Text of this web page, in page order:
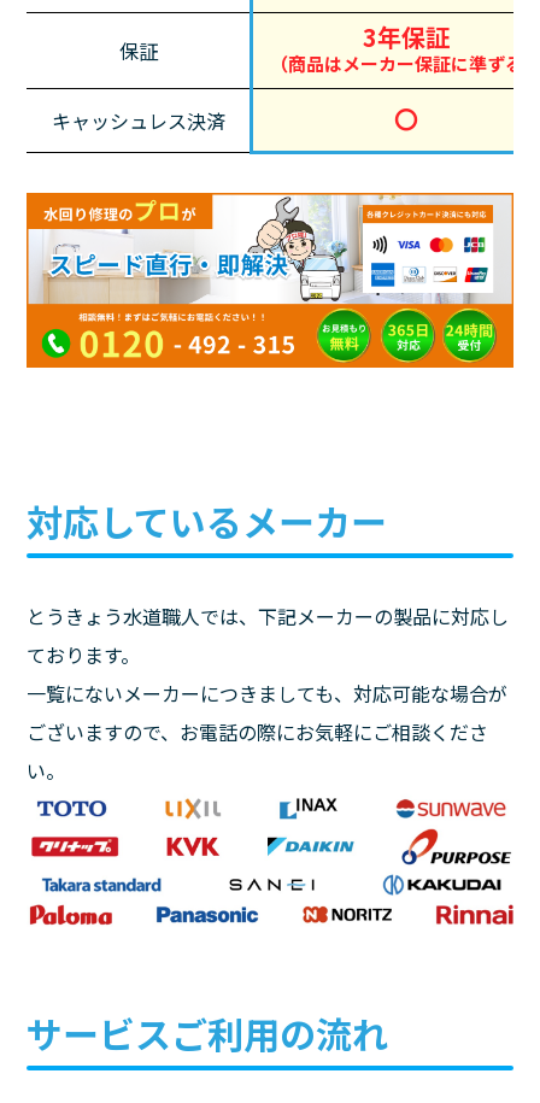
保証 3年保証
（商品はメーカー保証に準ずる
キャッシュレス決済 〇
対応しているメーカー
とうきょう水道職人では、下記メーカーの製品に対応し
ております。
一覧にないメーカーにつきましても、対応可能な場合が
ございますので、お電話の際にお気軽にご相談くださ
い。
サービスご利用の流れ